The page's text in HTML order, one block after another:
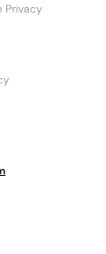
Privacy